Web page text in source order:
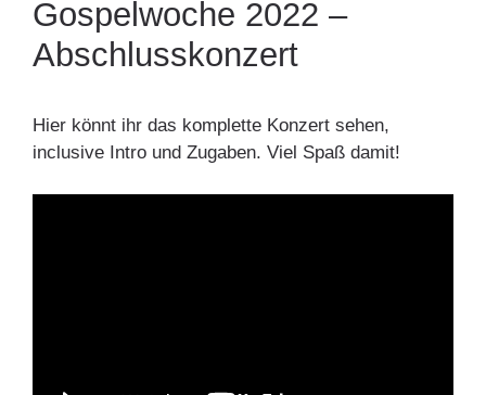
Gospelwoche 2022 –
Abschlusskonzert
Hier könnt ihr das komplette Konzert sehen,
inclusive Intro und Zugaben. Viel Spaß damit!